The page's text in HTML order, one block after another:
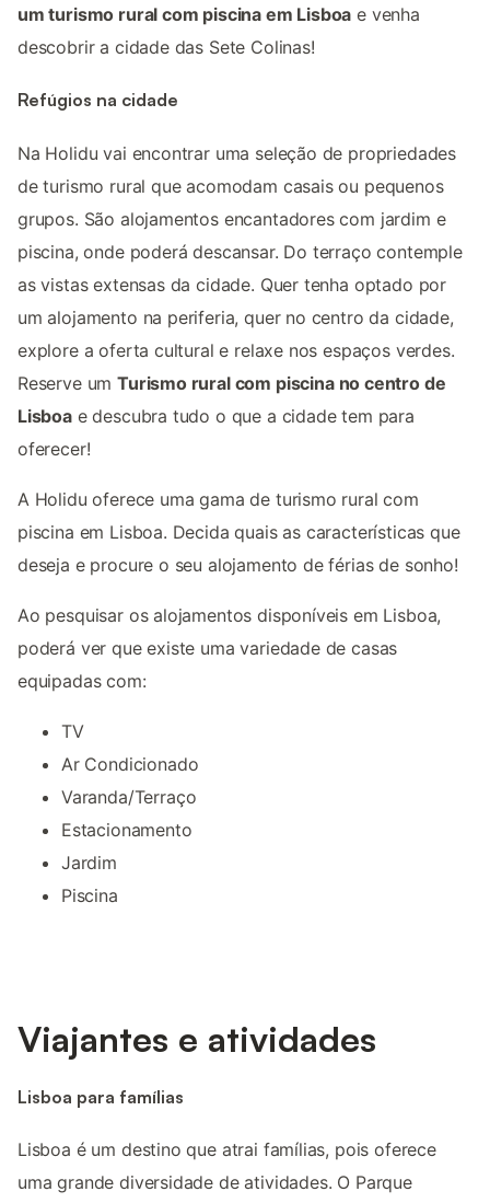
um turismo rural com piscina em Lisboa e venha
descobrir a cidade das Sete Colinas!
Refúgios na cidade
Na Holidu vai encontrar uma seleção de propriedades
de turismo rural que acomodam casais ou pequenos
grupos. São alojamentos encantadores com jardim e
piscina, onde poderá descansar. Do terraço contemple
as vistas extensas da cidade. Quer tenha optado por
um alojamento na periferia, quer no centro da cidade,
explore a oferta cultural e relaxe nos espaços verdes.
Reserve umTurismo rural com piscina no centro de
Lisboae descubra tudo o que a cidade tem para
oferecer!
A Holidu oferece uma gama de turismo rural com
piscina em Lisboa. Decida quais as características que
deseja e procure o seu alojamento de férias de sonho!
Ao pesquisar os alojamentos disponíveis em Lisboa,
poderá ver que existe uma variedade de casas
equipadas com:
TV
Ar Condicionado
Varanda/Terraço
Estacionamento
Jardim
Piscina
Viajantes e atividades
Lisboa para famílias
Lisboa é um destino que atrai famílias, pois oferece
uma grande diversidade de atividades. O Parque